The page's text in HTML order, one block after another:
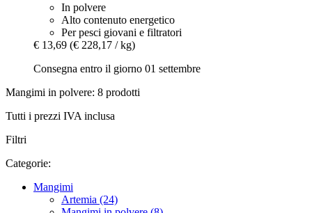
In polvere
Alto contenuto energetico
Per pesci giovani e filtratori
€ 13,69 (€ 228,17 / kg)
Consegna entro il giorno 01 settembre
Mangimi in polvere: 8 prodotti
Tutti i prezzi IVA inclusa
Filtri
Categorie:
Mangimi
Artemia (24)